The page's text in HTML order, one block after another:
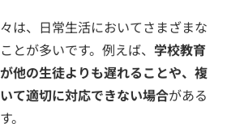
は、日常生活においてさまざまな
とが多いです。例えば、 学校教育
他の生徒よりも遅れることや、複
て適切に対応できない場合がある
。